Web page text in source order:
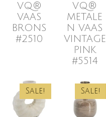
VQ®
VAAS
BRONS
#2510
VQ®
METALE
N VAAS
VINTAGE
PINK
#5514
Sale! Sale!